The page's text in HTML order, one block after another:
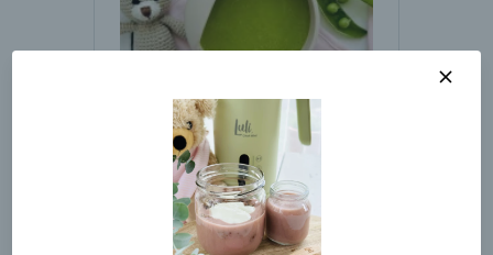
Karfiolovo-brokolicový
príkrm s hráškom
00:20 Zobraziť